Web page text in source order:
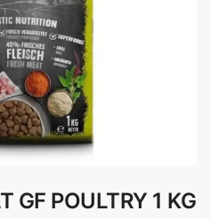
GF POULTRY 1 KG